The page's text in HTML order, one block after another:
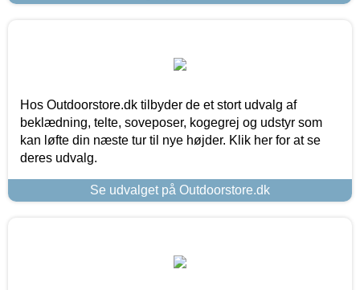
Hos Outdoorstore.dk tilbyder de et stort udvalg af
beklædning, telte, soveposer, kogegrej og udstyr som
kan løfte din næste tur til nye højder. Klik her for at se
deres udvalg.
Se udvalget på Outdoorstore.dk